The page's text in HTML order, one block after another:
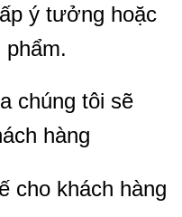
ý tưởng hoặc
phẩm.
chúng tôi sẽ
hàng
cho khách hàng